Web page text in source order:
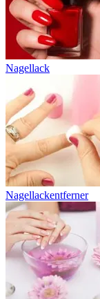
Nagellack
Nagellackentferner